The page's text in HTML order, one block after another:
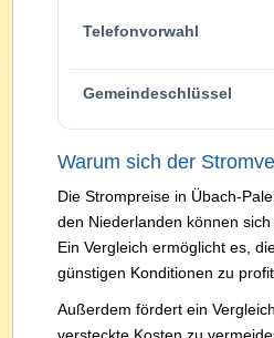
Telefonvorwahl
Gemeindeschlüssel
Warum sich der
Die Strompreise in Übach-
den Niederlanden können
Ein Vergleich ermöglicht es,
günstigen Konditionen zu
Außerdem fördert ein